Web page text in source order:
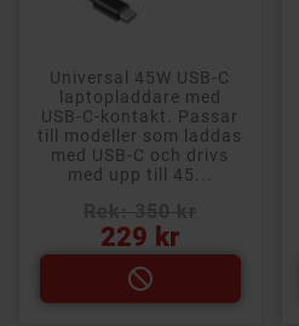
Universal 45W USB-C
laptopladdare med
USB-C-kontakt. Passar
till modeller som laddas
med USB-C och drivs
med upp till 45...
229 kr
